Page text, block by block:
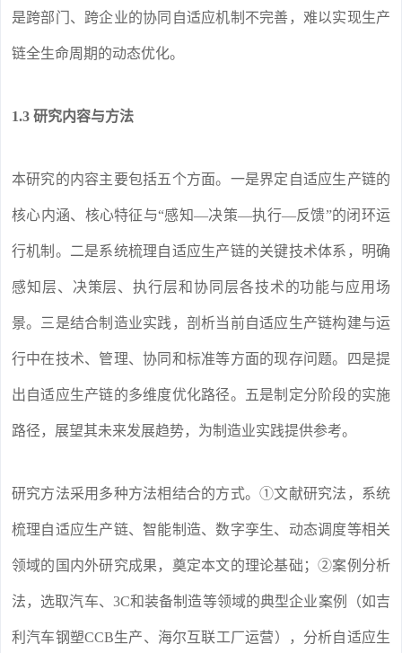
是跨部门、跨企业的协同自适应机制不完善，难以实现生产
链全生命周期的动态优化。
1.3 研究内容与方法
本研究的内容主要包括五个方面。一是界定自适应生产链的
核心内涵、核心特征与“感知—决策—执行—反馈”的闭环运
行机制。二是系统梳理自适应生产链的关键技术体系，明确
感知层、决策层、执行层和协同层各技术的功能与应用场
景。三是结合制造业实践，剖析当前自适应生产链构建与运
行中在技术、管理、协同和标准等方面的现存问题。四是提
出自适应生产链的多维度优化路径。五是制定分阶段的实施
路径，展望其未来发展趋势，为制造业实践提供参考。
研究方法采用多种方法相结合的方式。①文献研究法，系统
梳理自适应生产链、智能制造、数字孪生、动态调度等相关
领域的国内外研究成果，奠定本文的理论基础；②案例分析
法，选取汽车、3C和装备制造等领域的典型企业案例（如吉
利汽车钢塑CCB生产、海尔互联工厂运营），分析自适应生